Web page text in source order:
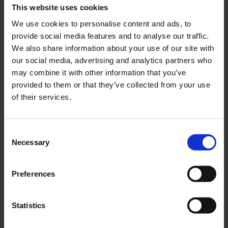
This website uses cookies
We use cookies to personalise content and ads, to
provide social media features and to analyse our traffic.
We also share information about your use of our site with
our social media, advertising and analytics partners who
may combine it with other information that you’ve
provided to them or that they’ve collected from your use
of their services.
Necessary
Preferences
Statistics
Framdrev 17 kugg Honda
MT/MB/Lifan
HOK008-02-18-506
95 KR
KÖP
Framdrev 15 kugg Honda
MT/MB/Lifan
HOK006-02-13-201
75KR